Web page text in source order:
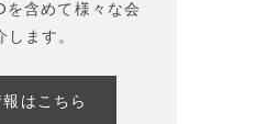
含めて様々な会
ます。
はこちら